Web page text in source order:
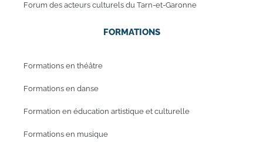
Forum des acteurs culturels du Tarn-et-Garonne
FORMATIONS
Formations en théâtre
Formations en danse
Formation en éducation artistique et culturelle
Formations en musique